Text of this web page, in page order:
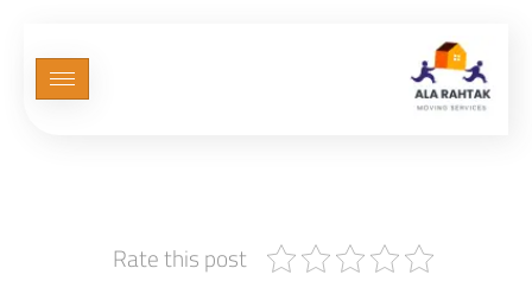
Rate this post